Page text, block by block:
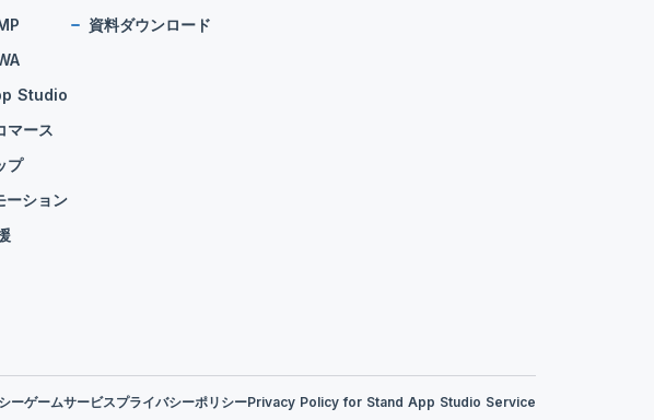
Studio
マース
プ
ーション
資料ダウンロード
ーゲームサービスプライバシーポリシーPrivacy Policy for Stand App Studio Service